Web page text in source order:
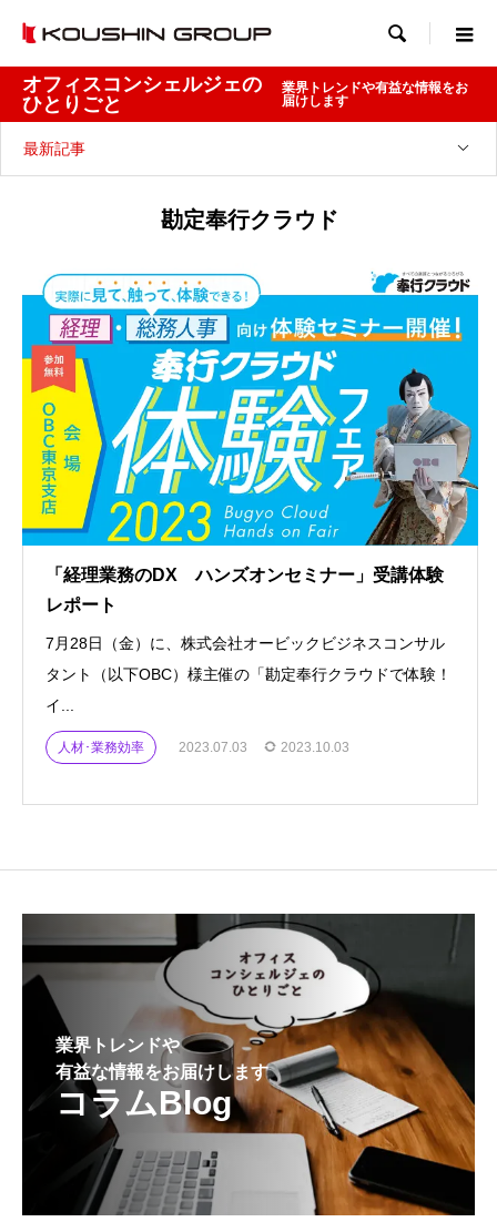

オフィスコンシェルジェの
ひとりごと
業界トレンドや有益な情報をお
届けします
最新記事
勘定奉行クラウド
「経理業務のDX ハンズオンセミナー」受講体験
レポート
7月28日（金）に、株式会社オービックビジネスコンサル
タント（以下OBC）様主催の「勘定奉行クラウドで体験！
イ...
人材･業務効率 2023.07.03 2023.10.03
業界トレンドや
有益な情報をお届けします
コラムBlog